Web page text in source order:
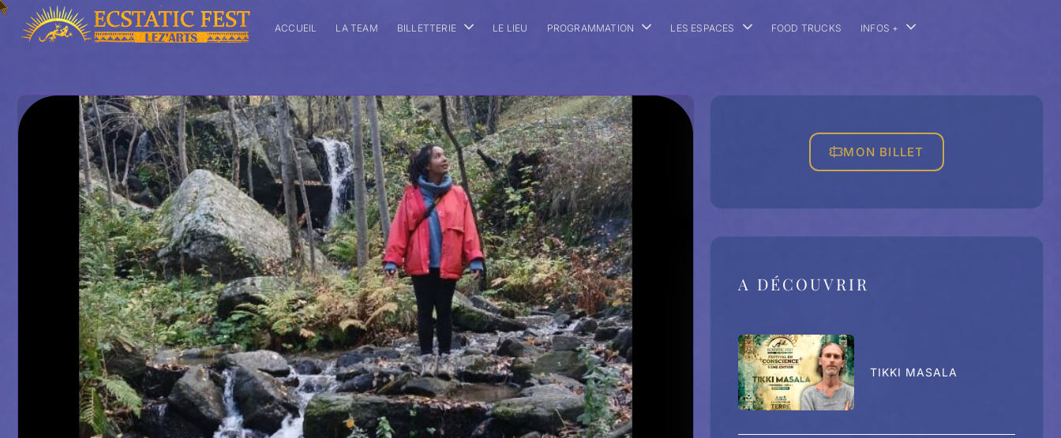
ACCUEIL LA TEAM BILLETTERIE LE LIEU PROGRAMMATION LES ESPACES FOOD TRUCKS INFOS +
MON BILLET
A DÉCOUVRIR
TIKKI MASALA